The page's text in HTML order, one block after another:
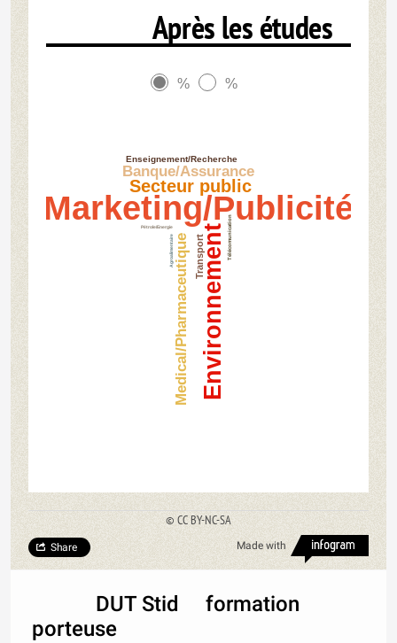
Après les études
% %
Marketing/Publicité
Environnement
Secteur public
Medical/Pharmaceutique
Banque/Assurance
Transport
Enseignement/Recherche
Télécomunication
Pétrole/Energie
Agroalimentaire
© CC BY-NC-SA
Made with
Share
DUT Stid formation
porteuse